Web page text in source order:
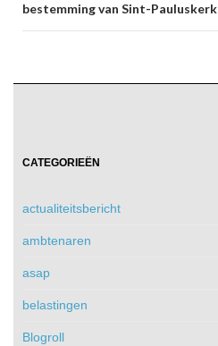
bestemming van Sint-Pauluskerk
CATEGORIEËN
actualiteitsbericht
ambtenaren
asap
belastingen
Blogroll